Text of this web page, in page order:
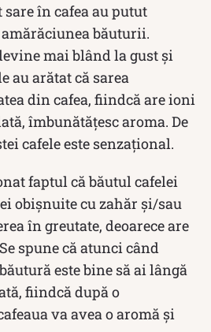
sare în cafea au putut
băuturii.
mai blând la gust și
au arătat că sarea
din cafea, fiindcă are ioni
îmbunătățesc aroma. De
cafele este senzațional.
faptul că băutul cafelei
obișnuite cu zahăr și/sau
în greutate, deoarece are
spune că atunci când
este bine să ai lângă
fiindcă după o
va avea o aromă și